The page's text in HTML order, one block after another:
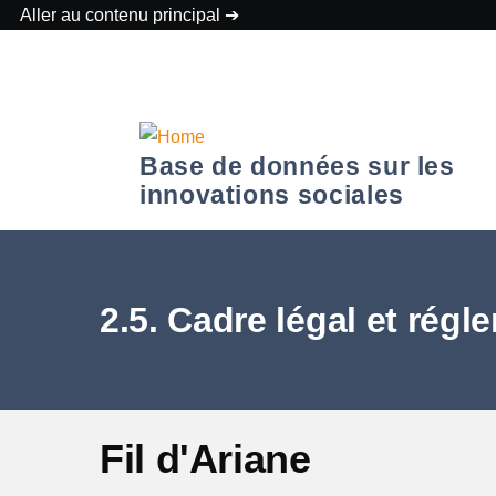
Aller au contenu principal
Base de données sur les
innovations sociales
2.5. Cadre légal et
Fil d'Ariane